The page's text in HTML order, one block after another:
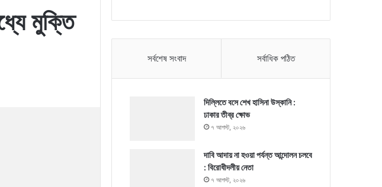
মুক্তি
সর্বশেষ সংবাদ সর্বাধিক পঠিত
দিল্লিতে বসে শেখ হাসিনা উস্কানি :
ঢাকার তীব্র ক্ষোভ
৭ আগস্ট, ২০২৬
দাবি আদায় না হওয়া পর্যন্ত আন্দোলন চলবে
: বিরোধীদলীয় নেতা
৭ আগস্ট, ২০২৬